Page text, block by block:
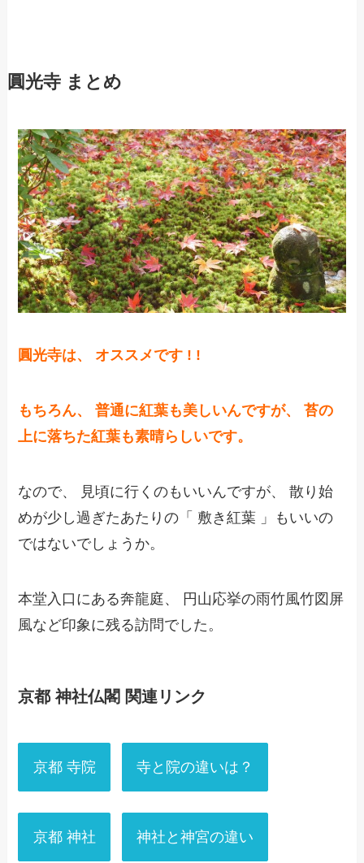
圓光寺 まとめ
圓光寺は、 オススメです ! !
もちろん、 普通に紅葉も美しいんですが、 苔の
上に落ちた紅葉も素晴らしいです。
なので、 見頃に行くのもいいんですが、 散り始
めが少し過ぎたあたりの「 敷き紅葉 」もいいの
ではないでしょうか。
本堂入口にある奔龍庭、 円山応挙の雨竹風竹図屏
風など印象に残る訪問でした。
京都 神社仏閣 関連リンク
京都 寺院 寺と院の違いは？
京都 神社 神社と神宮の違い